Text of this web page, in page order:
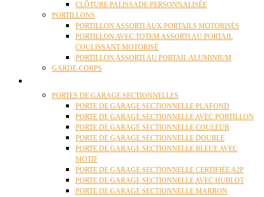
CLÔTURE PALISSADE PERSONNALISÉE
PORTILLONS
PORTILLON ASSORTI AUX PORTAILS MOTORISÉS
PORTILLON AVEC TOTEM ASSORTI AU PORTAIL
COULISSANT MOTORISÉ
PORTILLON ASSORTI AU PORTAIL ALUMINIUM
GARDE-CORPS
PORTES DE GARAGE SECTIONNELLES
PORTE DE GARAGE SECTIONNELLE PLAFOND
PORTE DE GARAGE SECTIONNELLE AVEC PORTILLON
PORTE DE GARAGE SECTIONNELLE COULEUR
PORTE DE GARAGE SECTIONNELLE DOUBLE
PORTE DE GARAGE SECTIONNELLE BLEUE AVEC
MOTIF
PORTE DE GARAGE SECTIONNELLE CERTIFIÉE A2P
PORTE DE GARAGE SECTIONNELLE AVEC HUBLOT
PORTE DE GARAGE SECTIONNELLE MARRON